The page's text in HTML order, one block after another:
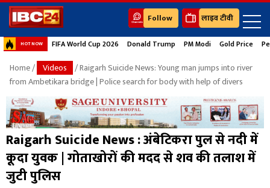
Follow लाइव टीवी
HOT NOW FIFA World Cup 2026 Donald Trump PM Modi Gold Price
Home/ Videos
/ Raigarh Suicide News: Young man jumps into river
from Ambetikara bridge | Police search for body with help of divers
Raigarh Suicide News : अंबेटिकरा पुल से नदी में
कूदा युवक | गोताखोरों की मदद से शव की तलाश में
जुटी पुलिस